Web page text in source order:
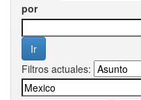
por
Filtros actuales: